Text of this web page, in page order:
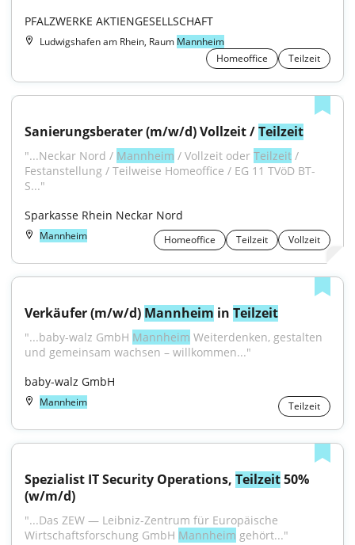
PFALZWERKE AKTIENGESELLSCHAFT
Ludwigshafen am Rhein, Raum Mannheim
Homeoffice
Teilzeit
Sanierungsberater (m/w/d) Vollzeit / Teilzeit
"...Neckar Nord / Mannheim / Vollzeit oder Teilzeit /
Festanstellung / Teilweise Homeoffice / EG 11 TVöD BT-
S..."
Sparkasse Rhein Neckar Nord
Mannheim Homeoffice Teilzeit Vollzeit
Verkäufer (m/w/d) Mannheim in Teilzeit
"...baby-walz GmbH Mannheim Weiterdenken, gestalten
und gemeinsam wachsen – willkommen..."
baby-walz GmbH
Mannheim Teilzeit
Spezialist IT Security Operations, Teilzeit 50%
(w/m/d)
"...Das ZEW — Leibniz-Zentrum für Europäische
Wirtschaftsforschung GmbH Mannheim gehört..."